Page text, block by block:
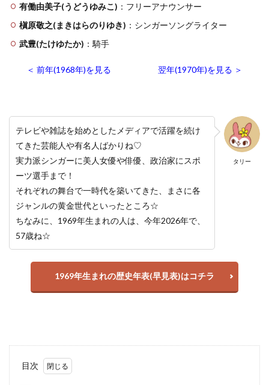
有働由美子(うどうゆみこ) ：フリーアナウンサー
槇原敬之(まきはらのりゆき) ：シンガーソングライター
武豊(たけゆたか) ：騎手
＜ 前年(1968年)を見る 翌年(1970年)を見る ＞
タリー
テレビや雑誌を始めとしたメディアで活躍を続け
てきた芸能人や有名人ばかりね♡
実力派シンガーに美人女優や俳優、政治家にスポ
ーツ選手まで！
それぞれの舞台で一時代を築いてきた、まさに各
ジャンルの黄金世代といったところ☆
ちなみに、1969年生まれの人は、今年2026年で、
57歳ね☆
1969年生まれの歴史年表(早見表)はコチラ
目次